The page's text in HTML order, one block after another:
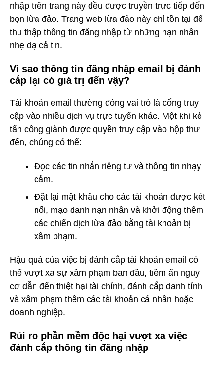
nhập trên trang này đều được truyền trực tiếp đến
bọn lừa đảo. Trang web lừa đảo này chỉ tồn tại để
thu thập thông tin đăng nhập từ những nạn nhân
nhẹ dạ cả tin.
Vì sao thông tin đăng nhập email bị đánh
cắp lại có giá trị đến vậy?
Tài khoản email thường đóng vai trò là cổng truy
cập vào nhiều dịch vụ trực tuyến khác. Một khi kẻ
tấn công giành được quyền truy cập vào hộp thư
đến, chúng có thể:
Đọc các tin nhắn riêng tư và thông tin nhạy
cảm.
Đặt lại mật khẩu cho các tài khoản được kết
nối, mạo danh nạn nhân và khởi động thêm
các chiến dịch lừa đảo bằng tài khoản bị
xâm phạm.
Hậu quả của việc bị đánh cắp tài khoản email có
thể vượt xa sự xâm phạm ban đầu, tiềm ẩn nguy
cơ dẫn đến thiệt hại tài chính, đánh cắp danh tính
và xâm phạm thêm các tài khoản cá nhân hoặc
doanh nghiệp.
Rủi ro phần mềm độc hại vượt xa việc
đánh cắp thông tin đăng nhập